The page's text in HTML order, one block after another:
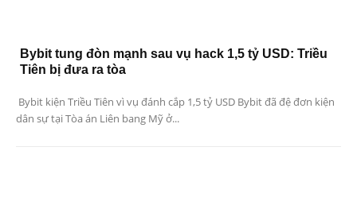
Bybit tung đòn mạnh sau vụ hack 1,5 tỷ USD: Triều
Tiên bị đưa ra tòa
Bybit kiện Triều Tiên vì vụ đánh cắp 1,5 tỷ USD Bybit đã đệ đơn kiện
dân sự tại Tòa án Liên bang Mỹ ở...